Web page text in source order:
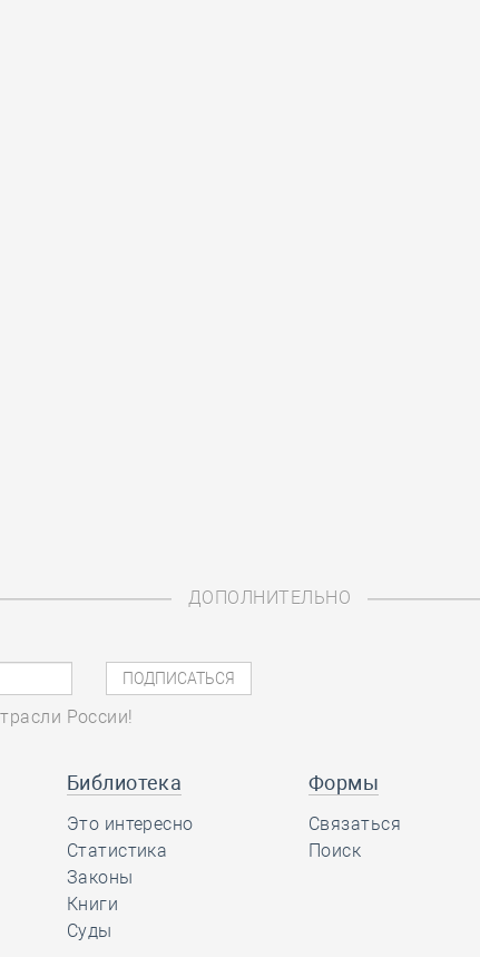
ДОПОЛНИТЕЛЬНО
России!
Библиотека
Это интересно
Статистика
Законы
Книги
Суды
Формы
Связаться
Поиск